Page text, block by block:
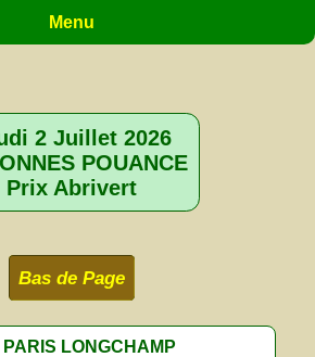
Menu
2 Juillet 2026
POUANCE
Prix Abrivert
Bas de Page
PARIS LONGCHAMP